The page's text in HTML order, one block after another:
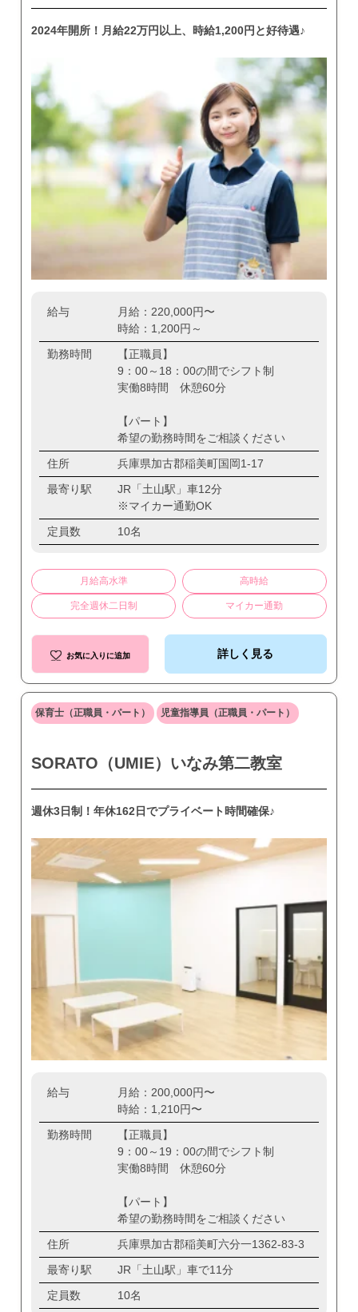
2024年開所！月給22万円以上、時給1,200円と好待遇♪
給与
月給：220,000円〜
時給：1,200円～
勤務時間
【正職員】
9：00～18：00の間でシフト制
実働8時間 休憩60分
【パート】
希望の勤務時間をご相談ください
住所
兵庫県加古郡稲美町国岡1-17
最寄り駅
JR「土山駅」車12分
※マイカー通勤OK
定員数
10名
月給高水準 高時給
完全週休二日制 マイカー通勤
お気に入りに追加 詳しく見る
保育士（正職員・パート） 児童指導員（正職員・パート）
SORATO（UMIE）いなみ第二教室
週休3日制！年休162日でプライベート時間確保♪
給与
月給：200,000円〜
時給：1,210円〜
勤務時間
【正職員】
9：00～19：00の間でシフト制
実働8時間 休憩60分
【パート】
希望の勤務時間をご相談ください
住所
兵庫県加古郡稲美町六分一1362-83-3
最寄り駅
JR「土山駅」車で11分
定員数
10名